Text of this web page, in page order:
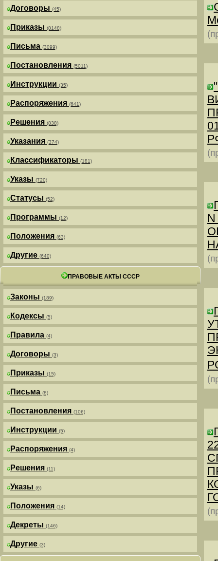
Договоры (45)
Приказы (8148)
Письма (3099)
Постановления (5011)
Инструкции (35)
Распоряжения (641)
Решения (838)
Указания (374)
Классификаторы (181)
Указы (720)
Статусы (52)
Программы (12)
Положения (63)
Другие (640)
ПРАВОВЫЕ АКТЫ СССР
Законы (189)
Кодексы (5)
Правила (4)
Договоры (3)
Приказы (15)
Письма (8)
Постановления (106)
Инструкции (5)
Распоряжения (4)
Решения (11)
Указы (6)
Положения (14)
Декреты (146)
Другие (3)